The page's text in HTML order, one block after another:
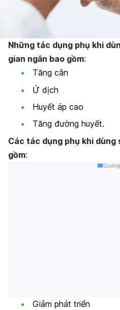
Những tác dụng phụ khi
gian ngắn bao gồm:
Tăng cân
Ứ dịch
Huyết áp cao
Tăng đường huyết.
Các tác dụng phụ khi
gồm:
Giảm phát triển